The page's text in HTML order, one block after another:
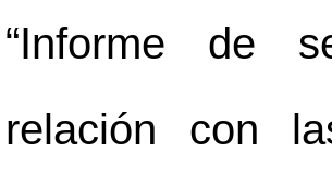
“Informe de
relación con